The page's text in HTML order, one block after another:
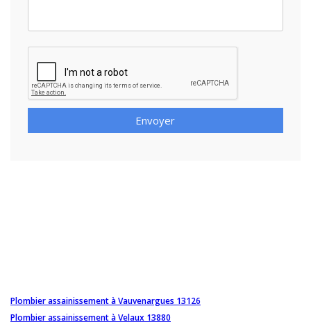
Envoyer
Plombier assainissement à Vauvenargues 13126
Plombier assainissement à Velaux 13880